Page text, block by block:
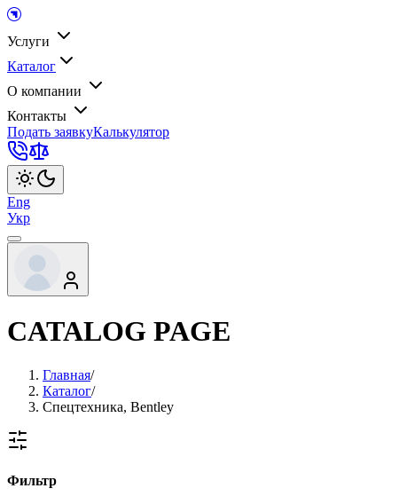
Услуги
Каталог
О компании
Контакты
Подать заявкуКалькулятор
Eng
Укр
CATALOG PAGE
Главная/
Каталог/
Спецтехника, Bentley
Фильтр